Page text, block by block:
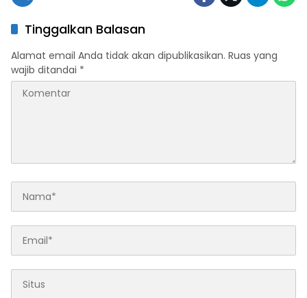
Tinggalkan Balasan
Alamat email Anda tidak akan dipublikasikan. Ruas yang
wajib ditandai *